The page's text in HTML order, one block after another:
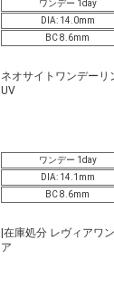
ワンデー 1day
DIA: 14.0mm
BC 8.6mm
ネオサイトワンデーリ
UV
ワンデー 1day
DIA: 14.1mm
BC 8.6mm
|在庫処分 レヴィアワ
ア